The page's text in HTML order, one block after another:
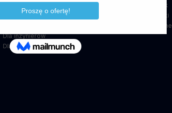
Dla mechaników
Dla inżynierów
Dla konstruktorów
Pobierz podręcznik
Porady i wskazówki
Wsparcie techniczne